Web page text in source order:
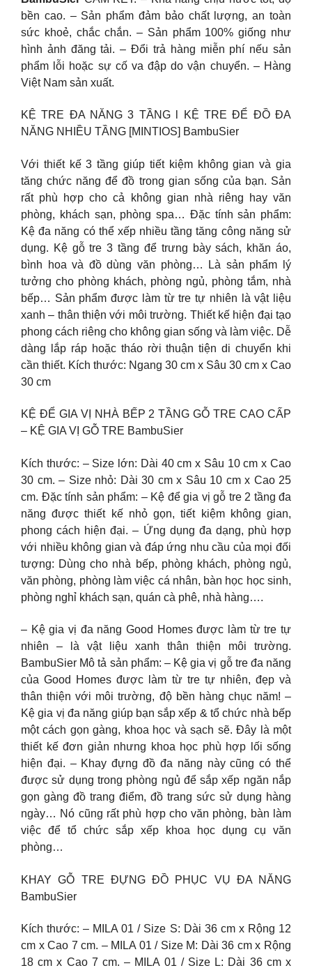
bền cao. – Sản phẩm đảm bảo chất lượng, an toàn
sức khoẻ, chắc chắn. – Sản phẩm 100% giống như
hình ảnh đăng tải. – Đổi trả hàng miễn phí nếu sản
phẩm lỗi hoặc sự cố va đập do vận chuyển. – Hàng
Việt Nam sản xuất.
KỆ TRE ĐA NĂNG 3 TẦNG l KỆ TRE ĐỂ ĐỒ ĐA
NĂNG NHIỀU TẦNG [MINTIOS] BambuSier
Với thiết kế 3 tầng giúp tiết kiệm không gian và gia
tăng chức năng để đồ trong gian sống của bạn. Sản
rất phù hợp cho cả không gian nhà riêng hay văn
phòng, khách sạn, phòng spa… Đặc tính sản phẩm:
Kệ đa năng có thể xếp nhiều tầng tăng công năng sử
dụng. Kệ gỗ tre 3 tầng để trưng bày sách, khăn áo,
bình hoa và đồ dùng văn phòng… Là sản phẩm lý
tưởng cho phòng khách, phòng ngủ, phòng tắm, nhà
bếp… Sản phẩm được làm từ tre tự nhiên là vật liệu
xanh – thân thiện với môi trường. Thiết kế hiện đại tạo
phong cách riêng cho không gian sống và làm việc. Dễ
dàng lắp ráp hoặc tháo rời thuận tiện di chuyển khi
cần thiết. Kích thước: Ngang 30 cm x Sâu 30 cm x Cao
30 cm
KỆ ĐỂ GIA VỊ NHÀ BẾP 2 TẦNG GỖ TRE CAO CẤP
– KỆ GIA VỊ GỖ TRE BambuSier
Kích thước: – Size lớn: Dài 40 cm x Sâu 10 cm x Cao
30 cm. – Size nhỏ: Dài 30 cm x Sâu 10 cm x Cao 25
cm. Đặc tính sản phẩm: – Kệ để gia vị gỗ tre 2 tầng đa
năng được thiết kế nhỏ gọn, tiết kiệm không gian,
phong cách hiện đại. – Ứng dụng đa dạng, phù hợp
với nhiều không gian và đáp ứng nhu cầu của mọi đối
tượng: Dùng cho nhà bếp, phòng khách, phòng ngủ,
văn phòng, phòng làm việc cá nhân, bàn học học sinh,
phòng nghỉ khách sạn, quán cà phê, nhà hàng….
– Kệ gia vị đa năng Good Homes được làm từ tre tự
nhiên – là vật liệu xanh thân thiện môi trường.
BambuSier Mô tả sản phẩm: – Kệ gia vị gỗ tre đa năng
của Good Homes được làm từ tre tự nhiên, đẹp và
thân thiện với môi trường, độ bền hàng chục năm! –
Kệ gia vị đa năng giúp bạn sắp xếp & tổ chức nhà bếp
một cách gọn gàng, khoa học và sạch sẽ. Đây là một
thiết kế đơn giản nhưng khoa học phù hợp lối sống
hiện đại. – Khay đựng đồ đa năng này cũng có thể
được sử dụng trong phòng ngủ để sắp xếp ngăn nắp
gọn gàng đồ trang điểm, đồ trang sức sử dụng hàng
ngày… Nó cũng rất phù hợp cho văn phòng, bàn làm
việc để tổ chức sắp xếp khoa học dụng cụ văn
phòng…
KHAY GỖ TRE ĐỰNG ĐỒ PHỤC VỤ ĐA NĂNG
BambuSier
Kích thước: – MILA 01 / Size S: Dài 36 cm x Rộng 12
cm x Cao 7 cm. – MILA 01 / Size M: Dài 36 cm x Rộng
18 cm x Cao 7 cm. – MILA 01 / Size L: Dài 36 cm x